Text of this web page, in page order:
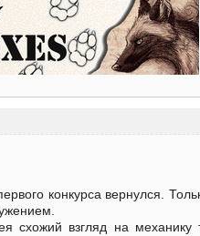
конкурса вернулся.
схожий взгляд на